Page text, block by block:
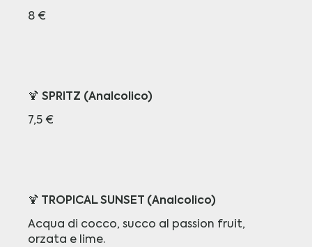
8 €
🍹 SPRITZ (Analcolico)
7,5 €
🍹 TROPICAL SUNSET (Analcolico)
Acqua di cocco, succo al passion fruit,
orzata e lime.